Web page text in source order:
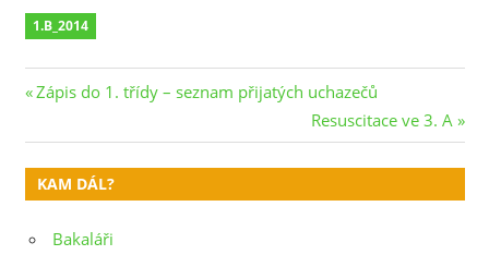
1.B_2014
Navigace
pro
příspěvek
Previous
Zápis do 1. třídy – seznam přijatých uchazečů
Next
Post:
Resuscitace ve 3. A
KAM DÁL?
Bakaláři